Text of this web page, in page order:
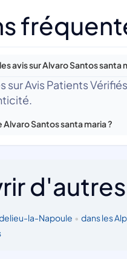
avis sur Alvaro Santos santa
sur Avis Patients
Santos santa maria ?
la-Napoule • dans les